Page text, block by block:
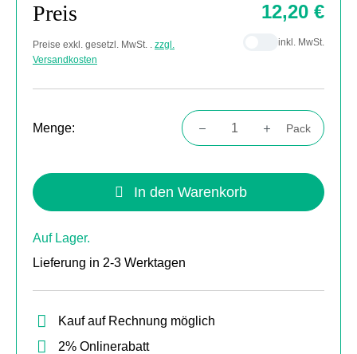
Preis
Preise exkl. gesetzl. MwSt. . zzgl.
Versandkosten
12,20 €
inkl. MwSt.
Menge:
Produkt Anzahl: Gib den gewünschten
Pack
In den Warenkorb
Auf Lager.
Lieferung in 2-3 Werktagen
Kauf auf Rechnung möglich
2% Onlinerabatt